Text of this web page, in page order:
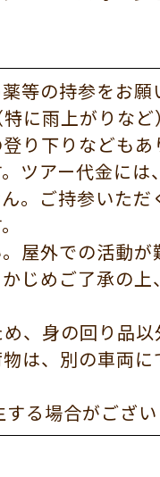
等の持参をお願
に雨上がりな
り下りなどもあ
ツアー代金に
。ご持参いた
屋外での活動
じめご了承の
、身の回り品
は、別の車両
る場合がござい